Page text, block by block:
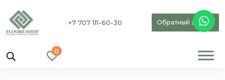
+7 707 111-60-30 Обратный звонок
0